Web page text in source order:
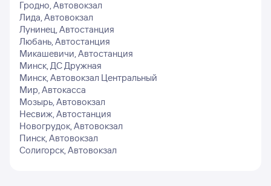
Гродно, Автовокзал
Лида, Автовокзал
Лунинец, Автостанция
Любань, Автостанция
Микашевичи, Автостанция
Минск, ДС Дружная
Минск, Автовокзал Центральный
Мир, Автокасса
Мозырь, Автовокзал
Несвиж, Автостанция
Новогрудок, Автовокзал
Пинск, Автовокзал
Солигорск, Автовокзал